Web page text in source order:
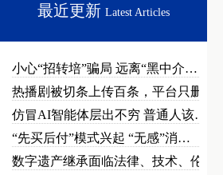
最近更新 Latest Articles
小心“招转培”骗局 远离“黑中介…
热播剧被切条上传百条，平台只删不…
仿冒AI智能体层出不穷 普通人该…
“先买后付”模式兴起 “无感”消…
数字遗产继承面临法律、技术、伦理…